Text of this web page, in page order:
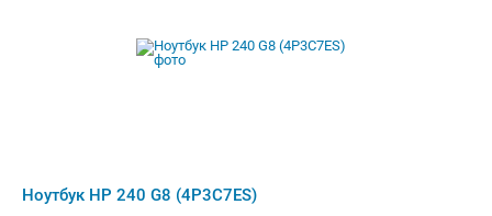
Ноутбук HP 240 G8 (4P3C7ES)